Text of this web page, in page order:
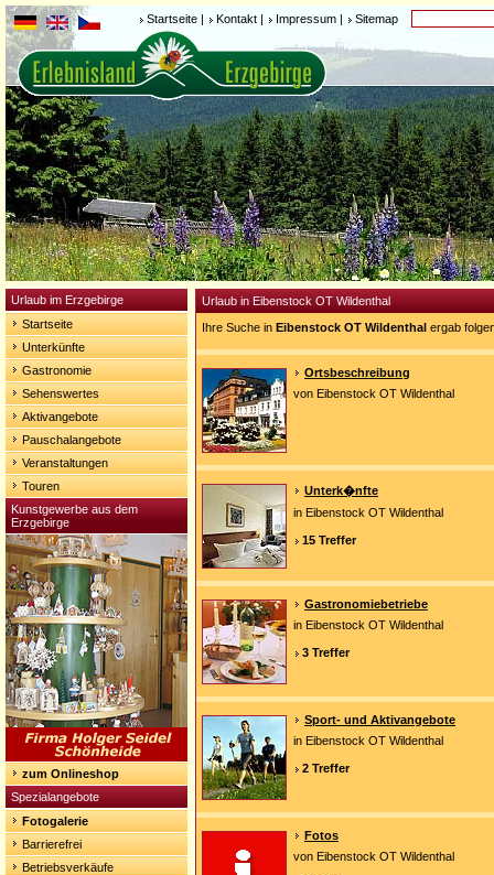
Startseite | Kontakt | Impressum | Sitemap
Urlaub im Erzgebirge
Startseite
Unterkünfte
Gastronomie
Sehenswertes
Aktivangebote
Pauschalangebote
Veranstaltungen
Touren
Kunstgewerbe aus dem
Erzgebirge
zum Onlineshop
Spezialangebote
Fotogalerie
Barrierefrei
Betriebsverkäufe
Urlaub in Eibenstock OT Wildenthal
Ihre Suche in Eibenstock OT Wildenthal ergab
Ortsbeschreibung
von Eibenstock OT Wildenthal
Unterk�nfte
in Eibenstock OT Wildenthal
15 Treffer
Gastronomiebetriebe
in Eibenstock OT Wildenthal
3 Treffer
Sport- und Aktivangebote
in Eibenstock OT Wildenthal
2 Treffer
Fotos
von Eibenstock OT Wildenthal